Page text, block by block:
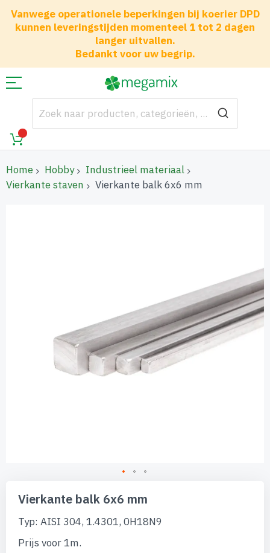
Vanwege operationele beperkingen bij koerier DPD
kunnen leveringstijden momenteel 1 tot 2 dagen
langer uitvallen.
Bedankt voor uw begrip.
Home Hobby
Industrieel materiaal
Vierkante staven
Vierkante balk 6x6 mm
naar
begin
afbeeldingen-
Vierkante balk 6x6 mm
Typ: AISI 304, 1.4301, 0H18N9
Prijs voor 1m.